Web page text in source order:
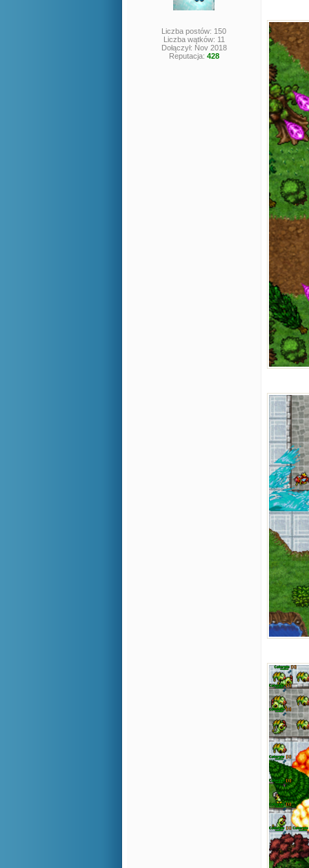
Liczba postów: 150
Liczba wątków: 11
Dołączył: Nov 2018
Reputacja: 428